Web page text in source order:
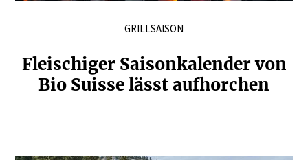
GRILLSAISON
Fleischiger Saison­ka­lender von
Bio Suisse lässt aufhorchen